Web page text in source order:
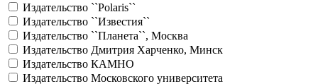
Издательство ``Polaris``
Издательство ``Известия``
Издательство ``Планета``, Москва
Издательство Дмитрия Харченко, Минск
Издательство КАМНО
Издательство Московского университета